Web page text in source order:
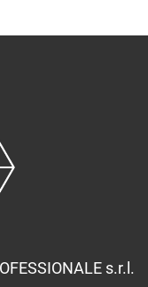
s.r.l.